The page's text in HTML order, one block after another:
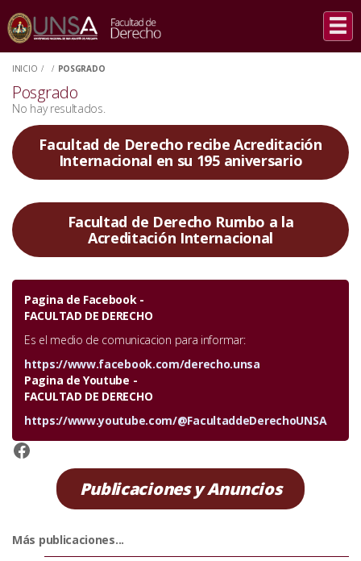
INICIO / / POSGRADO
Posgrado
No hay resultados.
Facultad de Derecho recibe Acreditación
Internacional en su 195 aniversario
Facultad de Derecho Rumbo a la
Acreditación Internacional
Pagina de Facebook -
FACULTAD DE DERECHO
Es el medio de comunicacion para informar:
https://www.facebook.com/derecho.unsa
Pagina de Youtube -
FACULTAD DE DERECHO
https://www.youtube.com/@FacultaddeDerechoUNSA
https://www.facebook.com/derecho.unsa
Publicaciones y Anuncios
Más publicaciones...